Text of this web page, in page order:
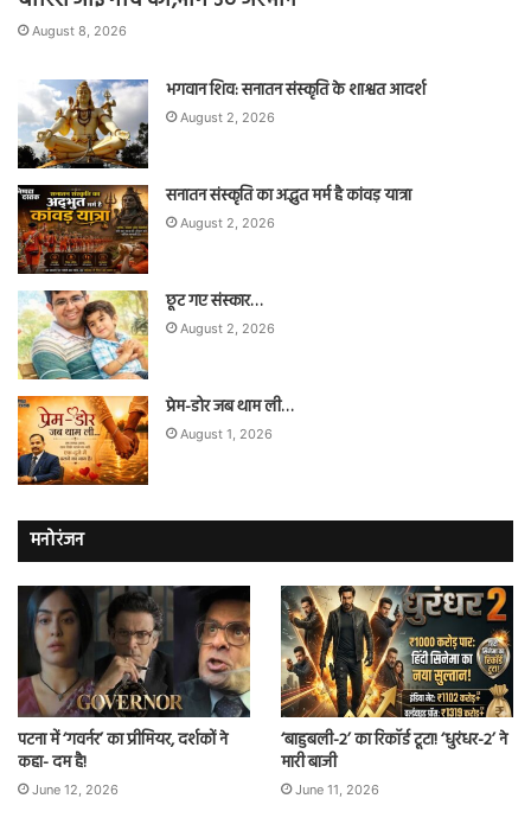
August 8, 2026
भगवान शिव: सनातन संस्कृति के शाश्वत आदर्श
August 2, 2026
सनातन संस्कृति का अद्भुत मर्म है कांवड़ यात्रा
August 2, 2026
छूट गए संस्कार…
August 2, 2026
प्रेम-डोर जब थाम ली…
August 1, 2026
मनोरंजन
पटना में ‘गवर्नर’ का प्रीमियर, दर्शकों ने
कहा- दम है!
June 12, 2026
‘बाहुबली-2’ का रिकॉर्ड टूटा! ‘धुरंधर-2’ ने
मारी बाजी
June 11, 2026